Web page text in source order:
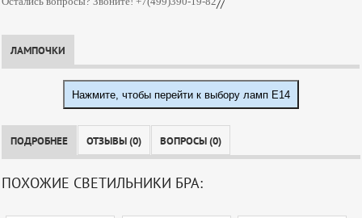
//
ЛАМПОЧКИ
Нажмите, чтобы перейти к выбору ламп E14
ПОДРОБНЕЕ ОТЗЫВЫ (0) ВОПРОСЫ (0)
ПОХОЖИЕ СВЕТИЛЬНИКИ БРА: